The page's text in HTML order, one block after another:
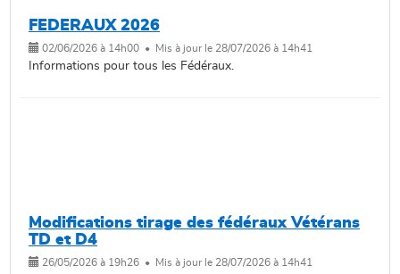
FEDERAUX 2026
02/06/2026 à 14h00 • Mis à jour le 28/07/2026 à 14h41
Informations pour tous les Fédéraux.
Modifications tirage des fédéraux Vétérans
TD et D4
26/05/2026 à 19h26 • Mis à jour le 28/07/2026 à 14h41